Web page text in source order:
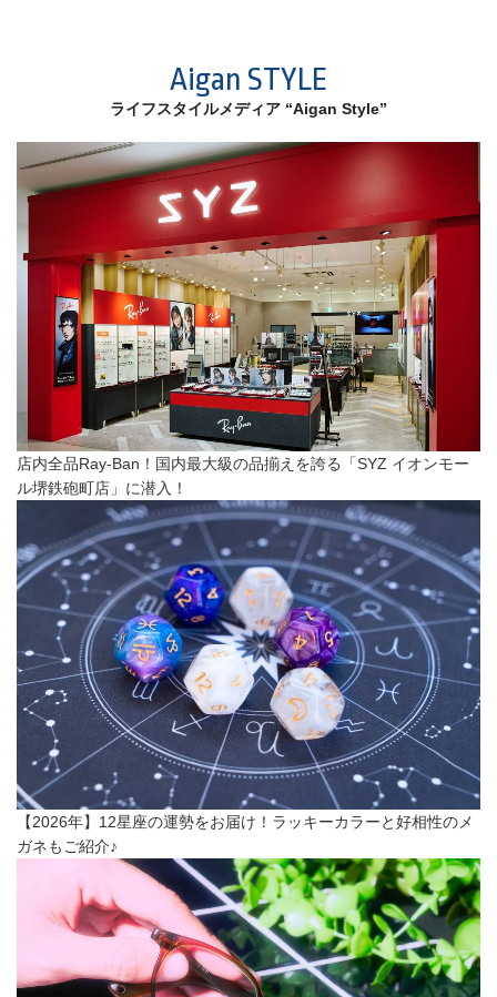
Aigan STYLE
ライフスタイルメディア “Aigan Style”
店内全品Ray-Ban！国内最大級の品揃えを誇る「SYZ イオンモー
ル堺鉄砲町店」に潜入！
【2026年】12星座の運勢をお届け！ラッキーカラーと好相性のメ
ガネもご紹介♪